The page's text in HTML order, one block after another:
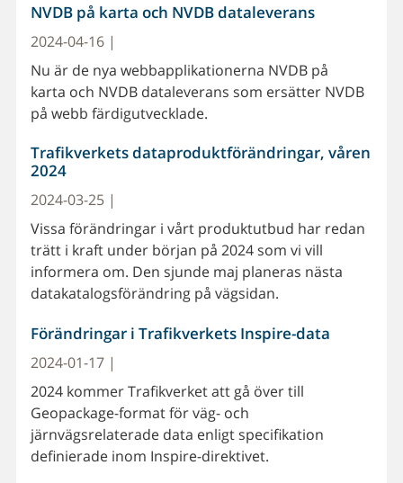
NVDB på karta och NVDB dataleverans
2024-04-16 |
Nu är de nya webbapplikationerna NVDB på
karta och NVDB dataleverans som ersätter NVDB
på webb färdigutvecklade.
Trafikverkets dataproduktförändringar, våren
2024
2024-03-25 |
Vissa förändringar i vårt produktutbud har redan
trätt i kraft under början på 2024 som vi vill
informera om. Den sjunde maj planeras nästa
datakatalogsförändring på vägsidan.
Förändringar i Trafikverkets Inspire-data
2024-01-17 |
2024 kommer Trafikverket att gå över till
Geopackage-format för väg- och
järnvägsrelaterade data enligt specifikation
definierade inom Inspire-direktivet.